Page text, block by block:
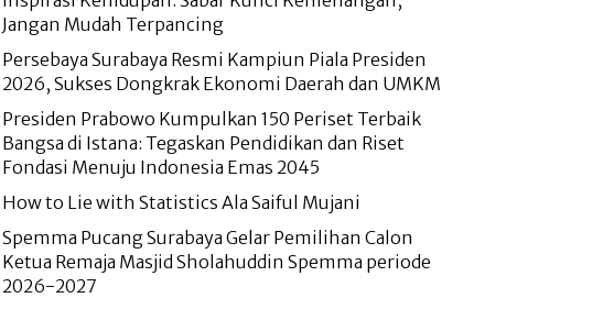
Jangan Mudah Terpancing
Persebaya Surabaya Resmi Kampiun Piala Presiden
2026, Sukses Dongkrak Ekonomi Daerah dan UMKM
Presiden Prabowo Kumpulkan 150 Periset Terbaik
Bangsa di Istana: Tegaskan Pendidikan dan Riset
Fondasi Menuju Indonesia Emas 2045
How to Lie with Statistics Ala Saiful Mujani
Spemma Pucang Surabaya Gelar Pemilihan Calon
Ketua Remaja Masjid Sholahuddin Spemma periode
2026-2027